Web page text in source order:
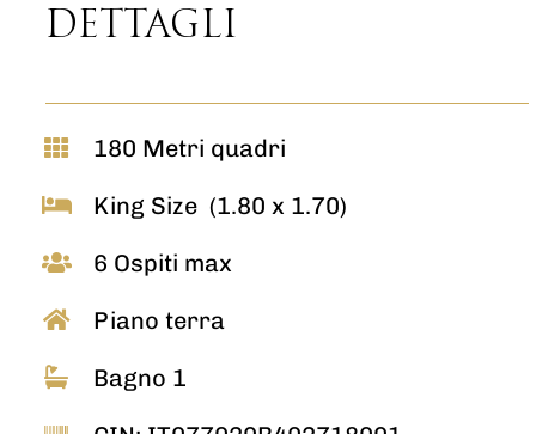
DETTAGLI
180 Metri quadri
King Size (1.80 x 1.70)
6 Ospiti max
Piano terra
Bagno 1